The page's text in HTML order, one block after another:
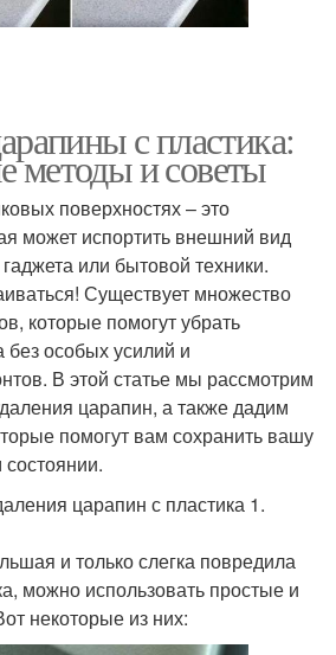
с пластика:
методы и советы
поверхностях – это
может испортить внешний вид
или бытовой техники.
Существует множество
которые помогут убрать
без особых усилий и
В этой статье мы рассмотрим
царапин, а также дадим
помогут вам сохранить вашу
царапин с пластика 1.
и только слегка повредила
можно использовать простые и
некоторые из них: